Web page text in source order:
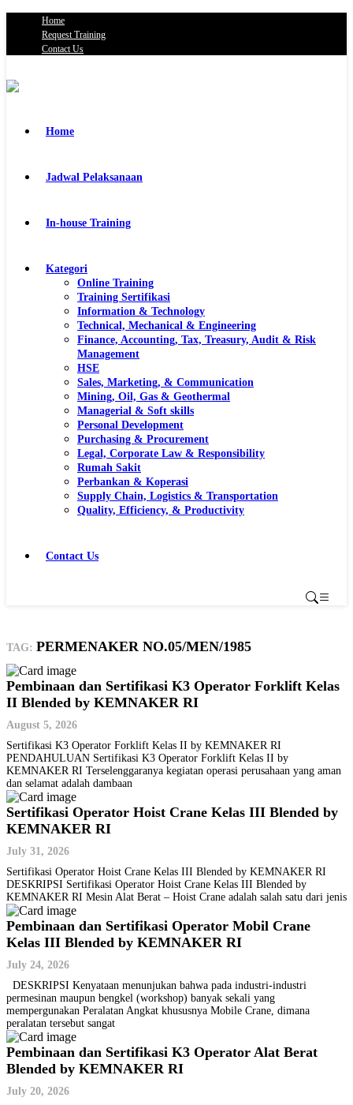
Home
Request Training
Contact Us
Home
Jadwal Pelaksanaan
In-house Training
Kategori
Online Training
Training Sertifikasi
Information & Technology
Technical, Mechanical & Engineering
Finance, Accounting, Tax, Treasury, Audit & Risk
Management
HSE
Sales, Marketing, & Communication
Mining, Oil, Gas & Geothermal
Managerial & Soft skills
Personal Development
Purchasing & Procurement
Legal, Corporate Law & Responsibility
Rumah Sakit
Perbankan & Koperasi
Supply Chain, Logistics & Transportation
Quality, Efficiency, & Productivity
Contact Us
TAG: PERMENAKER NO.05/MEN/1985
Pembinaan dan Sertifikasi K3 Operator Forklift Kelas
II Blended by KEMNAKER RI
August 5, 2026
Sertifikasi K3 Operator Forklift Kelas II by KEMNAKER RI
PENDAHULUAN Sertifikasi K3 Operator Forklift Kelas II by
KEMNAKER RI Terselenggaranya kegiatan operasi perusahaan yang aman
dan selamat adalah dambaan
Sertifikasi Operator Hoist Crane Kelas III Blended by
KEMNAKER RI
July 31, 2026
Sertifikasi Operator Hoist Crane Kelas III Blended by KEMNAKER RI
DESKRIPSI Sertifikasi Operator Hoist Crane Kelas III Blended by
KEMNAKER RI Mesin Alat Berat – Hoist Crane adalah salah satu dari jenis
Pembinaan dan Sertifikasi Operator Mobil Crane
Kelas III Blended by KEMNAKER RI
July 24, 2026
DESKRIPSI Kenyataan menunjukan bahwa pada industri-industri
permesinan maupun bengkel (workshop) banyak sekali yang
mempergunakan Peralatan Angkat khususnya Mobile Crane, dimana
peralatan tersebut sangat
Pembinaan dan Sertifikasi K3 Operator Alat Berat
Blended by KEMNAKER RI
July 20, 2026